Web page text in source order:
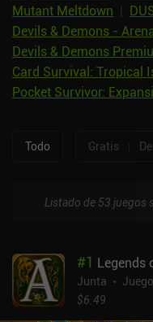
Mutant Meltdown
Devils & Demons -
Devils & Demons
Card Survival: Tropical
Pocket Survivor:
Todo Gratis
Listado de 53 juegos
#1 Legends
Junta
$6.49